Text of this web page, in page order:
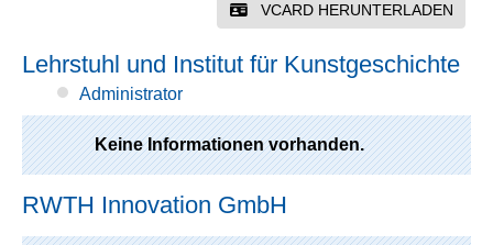
VCARD HERUNTERLADEN
Lehrstuhl und Institut für Kunstgeschichte
Administrator
Keine Informationen vorhanden.
RWTH Innovation GmbH